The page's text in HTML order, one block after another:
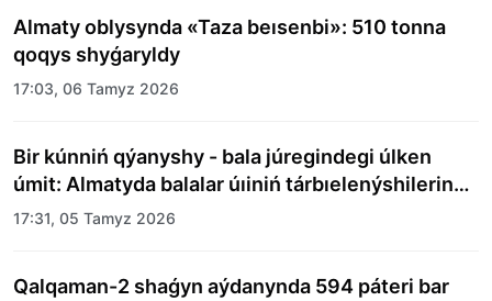
Almaty oblysynda «Taza beısenbi»: 510 tonna
qoqys shyǵaryldy
17:03, 06 Tamyz 2026
Bir kúnniń qýanyshy - bala júregindegi úlken
úmit: Almatyda balalar úıiniń tárbıelenýshilerine
merekelik kún uıymdastyryldy
17:31, 05 Tamyz 2026
Qalqaman-2 shaǵyn aýdanynda 594 páteri bar